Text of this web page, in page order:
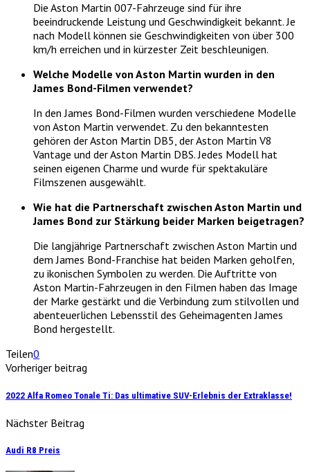
Die Aston Martin 007-Fahrzeuge sind für ihre
beeindruckende Leistung und Geschwindigkeit bekannt. Je
nach Modell können sie Geschwindigkeiten von über 300
km/h erreichen und in kürzester Zeit beschleunigen.
Welche Modelle von Aston Martin wurden in den
James Bond-Filmen verwendet?
In den James Bond-Filmen wurden verschiedene Modelle
von Aston Martin verwendet. Zu den bekanntesten
gehören der Aston Martin DB5, der Aston Martin V8
Vantage und der Aston Martin DBS. Jedes Modell hat
seinen eigenen Charme und wurde für spektakuläre
Filmszenen ausgewählt.
Wie hat die Partnerschaft zwischen Aston Martin und
James Bond zur Stärkung beider Marken beigetragen?
Die langjährige Partnerschaft zwischen Aston Martin und
dem James Bond-Franchise hat beiden Marken geholfen,
zu ikonischen Symbolen zu werden. Die Auftritte von
Aston Martin-Fahrzeugen in den Filmen haben das Image
der Marke gestärkt und die Verbindung zum stilvollen und
abenteuerlichen Lebensstil des Geheimagenten James
Bond hergestellt.
Teilen0
Vorheriger beitrag
2022 Alfa Romeo Tonale Ti: Das ultimative SUV-Erlebnis der Extraklasse!
Nächster Beitrag
Audi R8 Preis